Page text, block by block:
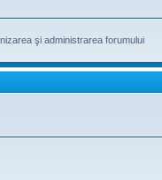
şi administrarea forumului